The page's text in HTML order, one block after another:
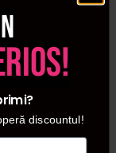
discountul!